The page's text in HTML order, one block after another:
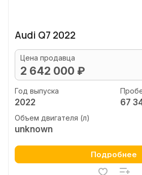
Audi Q7 2022
Цена продавца
2 642 000 ₽
Год выпуска
2022 67
Объем двигателя (л)
unknown
Подробнее